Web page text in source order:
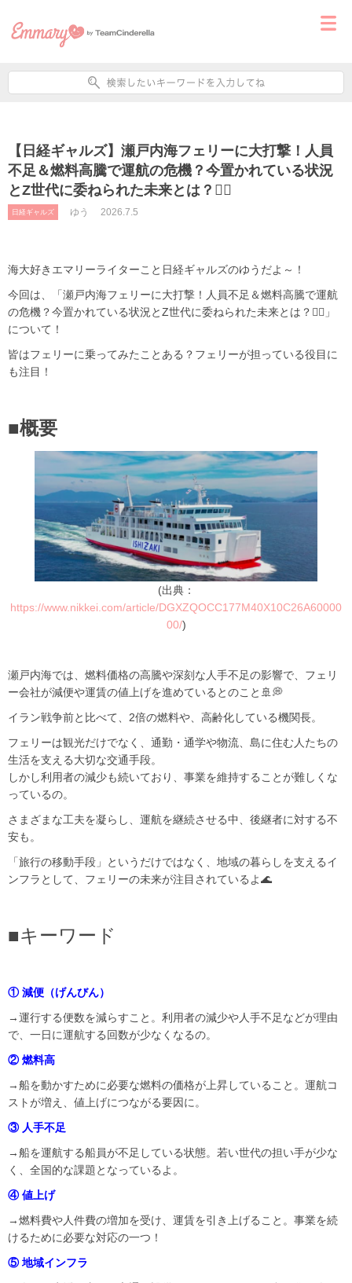
【日経ギャルズ】瀬戸内海フェリーに大打撃！人員
不足＆燃料高騰で運航の危機？今置かれている状況
とZ世代に委ねられた未来とは？🏄🏻
日経ギャルズ ゆう 2026.7.5
海大好きエマリーライターこと日経ギャルズのゆうだよ～！
今回は、「瀬戸内海フェリーに大打撃！人員不足＆燃料高騰で運航
の危機？今置かれている状況とZ世代に委ねられた未来とは？🏄🏻」
について！
皆はフェリーに乗ってみたことある？フェリーが担っている役目に
も注目！
■概要
(出典：
https://www.nikkei.com/article/DGXZQOCC177M40X10C26A60000
00/)
瀬戸内海では、燃料価格の高騰や深刻な人手不足の影響で、フェリ
ー会社が減便や運賃の値上げを進めているとのこと🚢💭
イラン戦争前と比べて、2倍の燃料や、高齢化している機関長。
フェリーは観光だけでなく、通勤・通学や物流、島に住む人たちの
生活を支える大切な交通手段。
しかし利用者の減少も続いており、事業を維持することが難しくな
っているの。
さまざまな工夫を凝らし、運航を継続させる中、後継者に対する不
安も。
「旅行の移動手段」というだけではなく、地域の暮らしを支えるイ
ンフラとして、フェリーの未来が注目されているよ🌊
■キーワード
① 減便（げんびん）
→運行する便数を減らすこと。利用者の減少や人手不足などが理由
で、一日に運航する回数が少なくなるの。
② 燃料高
→船を動かすために必要な燃料の価格が上昇していること。運航コ
ストが増え、値上げにつながる要因に。
③ 人手不足
→船を運航する船員が不足している状態。若い世代の担い手が少な
く、全国的な課題となっているよ。
④ 値上げ
→燃料費や人件費の増加を受け、運賃を引き上げること。事業を続
けるために必要な対応の一つ！
⑤ 地域インフラ